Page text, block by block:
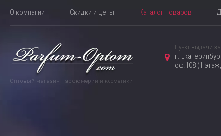
О компании Скидки и цены Каталог товаров
Оптовый магазин парфюмерии и косметики
Пункт выдачи
г.
оф.108 (1